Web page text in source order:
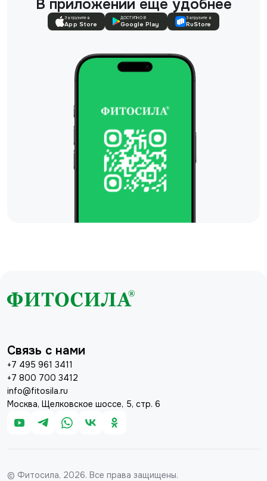
В приложении еще удобнее
Загрузите в
App Store
ДОСТУПНО В
Google Play
Загрузите в
RuStore
Связь с нами
+7 495 961 3411
+7 800 700 3412
info@fitosila.ru
Москва, Щелковское шоссе, 5, стр. 6
© Фитосила, 2026. Все права защищены.